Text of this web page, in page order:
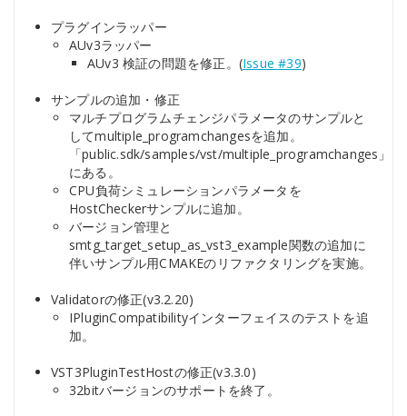
プラグインラッパー
AUv3ラッパー
AUv3 検証の問題を修正。(Issue #39)
サンプルの追加・修正
マルチプログラムチェンジパラメータのサンプルと
してmultiple_programchangesを追加。
「public.sdk/samples/vst/multiple_programchanges」
にある。
CPU負荷シミュレーションパラメータを
HostCheckerサンプルに追加。
バージョン管理と
smtg_target_setup_as_vst3_example関数の追加に
伴いサンプル用CMAKEのリファクタリングを実施。
Validatorの修正(v3.2.20)
IPluginCompatibilityインターフェイスのテストを追
加。
VST3PluginTestHostの修正(v3.3.0)
32bitバージョンのサポートを終了。